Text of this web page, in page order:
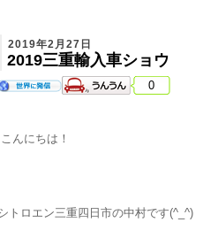
2019年2月27日
2019三重輸入車ショウ
0
こんにちは！
トロエン三重四日市の中村です(^_^)